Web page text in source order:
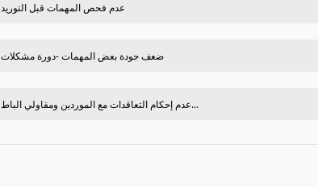
09 - عدم فحص المھمات قبل التوريد
10 - ضعف جودة بعض المھمات -دورة مشكلات
11 - عدم إحكام التعاقدات مع الموردين ومقاولي الباط...